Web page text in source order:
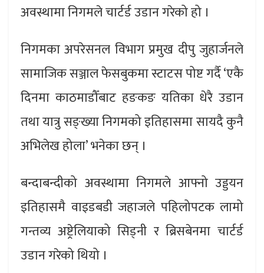
अवस्थामा निगमले चार्टर्ड उडान गरेको हो ।
निगमका अपरेसनल विभाग प्रमुख दीपु जुहार्जनले
सामाजिक सञ्जाल फेसबुकमा स्टाटस पोष्ट गर्दै ‘एकै
दिनमा काठमाडौँबाट हङकङ यतिका धेरै उडान
तथा यात्रु सङ्ख्या निगमको इतिहासमा सायदै कुनै
अभिलेख होला’ भनेका छन् ।
बन्दाबन्दीको अवस्थामा निगमले आफ्नो उड्डयन
इतिहासमै वाइडबडी जहाजले पहिलोपटक लामो
गन्तव्य अष्ट्रेलियाको सिड्नी र ब्रिसबेनमा चार्टर्ड
उडान गरेको थियो ।